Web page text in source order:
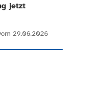
jetzt
29.06.2026